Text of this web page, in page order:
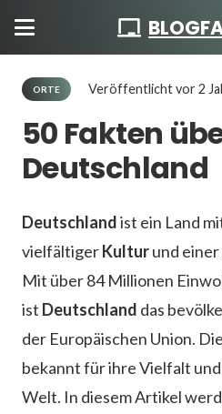
ORTE Veröffentlichtvor 2
50 Fakten
Deutschland
Deutschlandist ein Land
vielfältigerKulturund
Mit über 84 Millionen
ist Deutschland das
der Europäischen Union. Die
bekannt für ihre Vielfalt
Welt. In diesem Artikel